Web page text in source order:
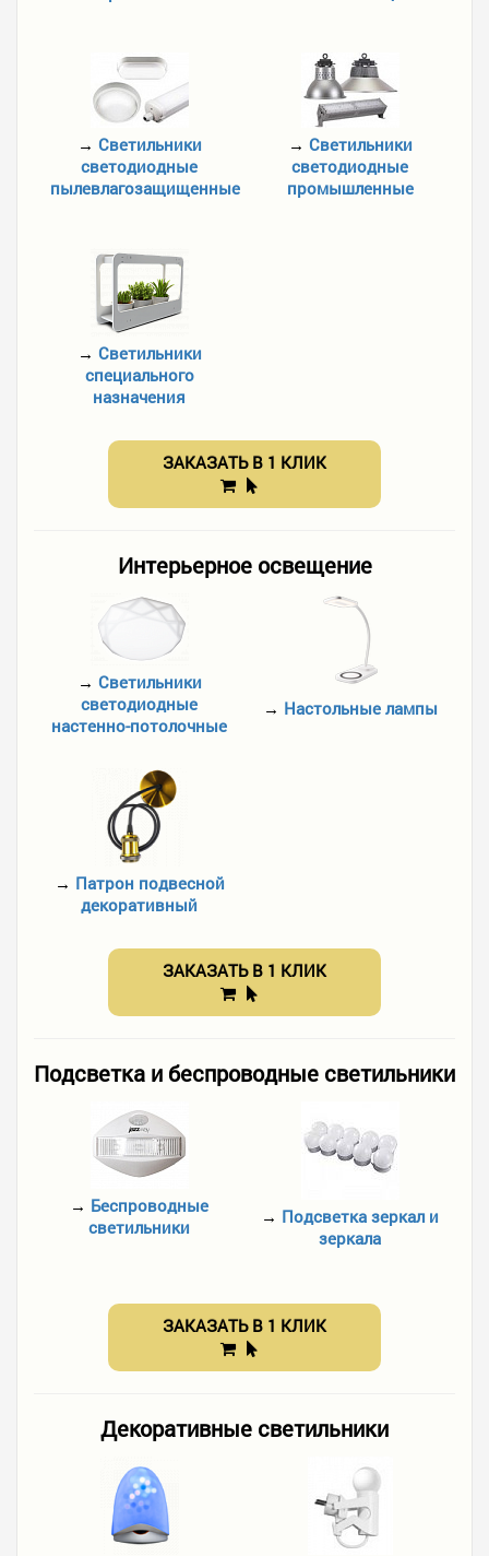
→ Светильники
светодиодные
пылевлагозащищенные
→ Светильники
светодиодные
промышленные
→ Светильники
специального
назначения
ЗАКАЗАТЬ В 1 КЛИК
Интерьерное освещение
→ Светильники
светодиодные
настенно-потолочные
→ Настольные лампы
→ Патрон подвесной
декоративный
ЗАКАЗАТЬ В 1 КЛИК
Подсветка и беспроводные светильники
→ Беспроводные
светильники
→ Подсветка зеркал и
зеркала
ЗАКАЗАТЬ В 1 КЛИК
Декоративные светильники